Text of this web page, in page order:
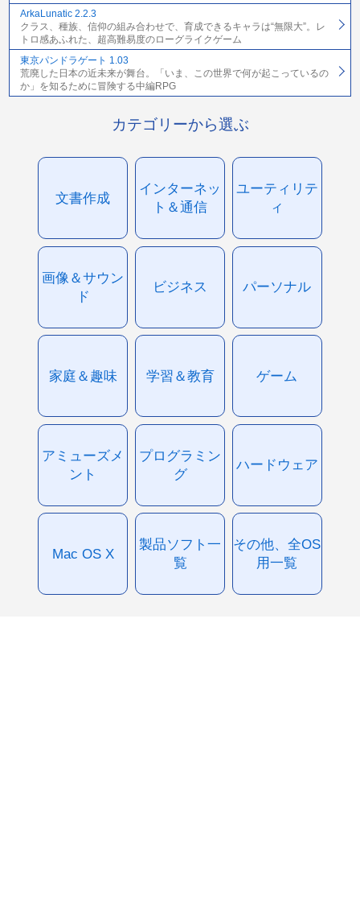
ArkaLunatic 2.2.3
クラス、種族、信仰の組み合わせで、育成できるキャラは“無限大”。レ
トロ感あふれた、超高難易度のローグライクゲーム
東京パンドラゲート 1.03
荒廃した日本の近未来が舞台。「いま、この世界で何が起こっているの
か」を知るために冒険する中編RPG
カテゴリーから選ぶ
文書作成
インターネッ
ト＆通信
ユーティリテ
ィ
画像＆サウン
ド
ビジネス パーソナル
家庭＆趣味 学習＆教育 ゲーム
アミューズメ
ント
プログラミン
グ
ハードウェア
Mac OS X
製品ソフト一
覧
その他、全OS
用一覧